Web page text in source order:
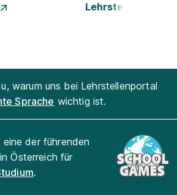
Lehrstellen Wien
warum uns bei Lehrstellenportal
Sprache wichtig ist.
der führenden
Österreich für
.